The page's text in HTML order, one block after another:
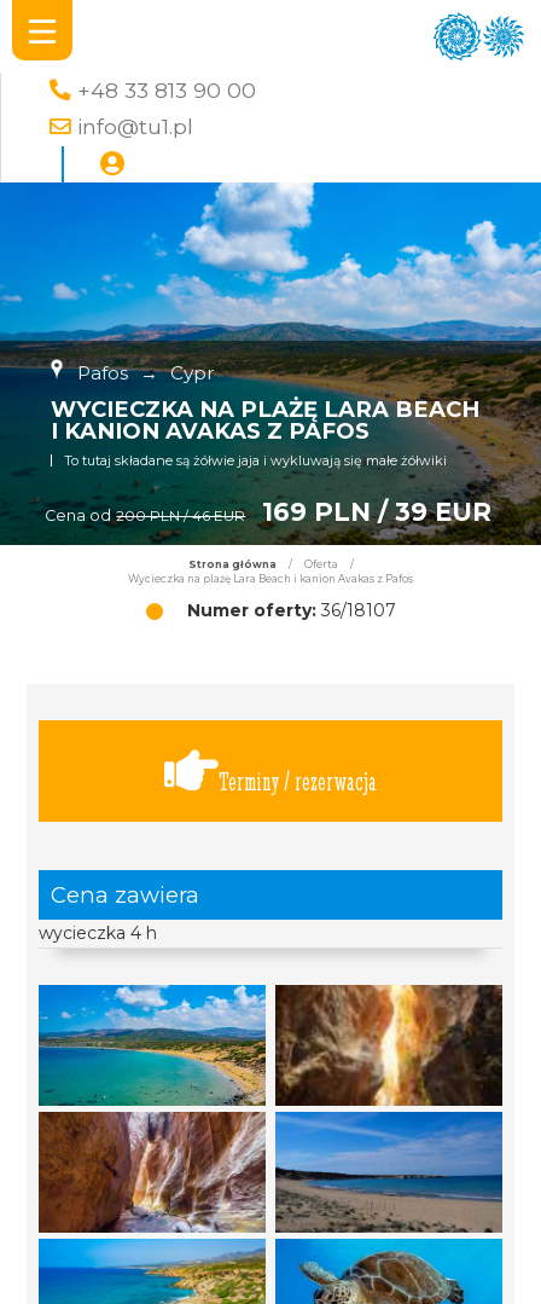
+48 33 813 90 00
info@tu1.pl
Pafos → Cypr
WYCIECZKA NA PLAŻĘ LARA BEACH
I KANION AVAKAS Z PAFOS
To tutaj składane są żółwie jaja i wykluwają się małe żółwiki
Cena od 200 PLN / 46 EUR 169 PLN / 39 EUR
Strona główna / Oferta
/
Wycieczka na plażę Lara Beach i kanion Avakas z Pafos
Numer oferty:36/18107
Terminy / rezerwacja
Cena zawiera
wycieczka 4 h